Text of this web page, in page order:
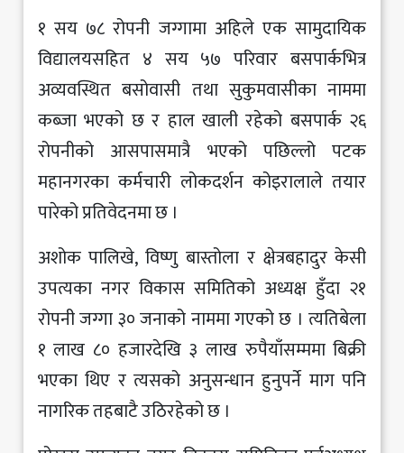
१ सय ७८ रोपनी जग्गामा अहिले एक सामुदायिक
विद्यालयसहित ४ सय ५७ परिवार बसपार्कभित्र
अव्यवस्थित बसोवासी तथा सुकुमवासीका नाममा
कब्जा भएको छ र हाल खाली रहेको बसपार्क २६
रोपनीको आसपासमात्रै भएको पछिल्लो पटक
महानगरका कर्मचारी लोकदर्शन कोइरालाले तयार
पारेको प्रतिवेदनमा छ ।
अशोक पालिखे, विष्णु बास्तोला र क्षेत्रबहादुर केसी
उपत्यका नगर विकास समितिको अध्यक्ष हुँदा २१
रोपनी जग्गा ३० जनाको नाममा गएको छ । त्यतिबेला
१ लाख ८० हजारदेखि ३ लाख रुपैयाँसम्ममा बिक्री
भएका थिए र त्यसको अनुसन्धान हुनुपर्ने माग पनि
नागरिक तहबाटै उठिरहेको छ ।